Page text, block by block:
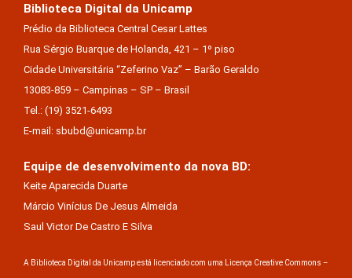
Biblioteca Digital da Unicamp
Prédio da Biblioteca Central Cesar Lattes
Rua Sérgio Buarque de Holanda, 421 – 1º piso
Cidade Universitária “Zeferino Vaz” – Barão Geraldo
13083-859 – Campinas – SP – Brasil
Tel.: (19) 3521-6493
E-mail: sbubd@unicamp.br
Equipe de desenvolvimento da nova BD:
Keite Aparecida Duarte
Márcio Vinícius De Jesus Almeida
Saul Victor De Castro E Silva
A Biblioteca Digital da Unicamp está licenciado com uma Licença Creative Commons –